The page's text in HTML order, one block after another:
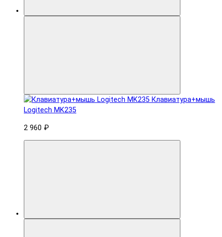
Клавиатура+мышь
Logitech MK235
2 960 ₽